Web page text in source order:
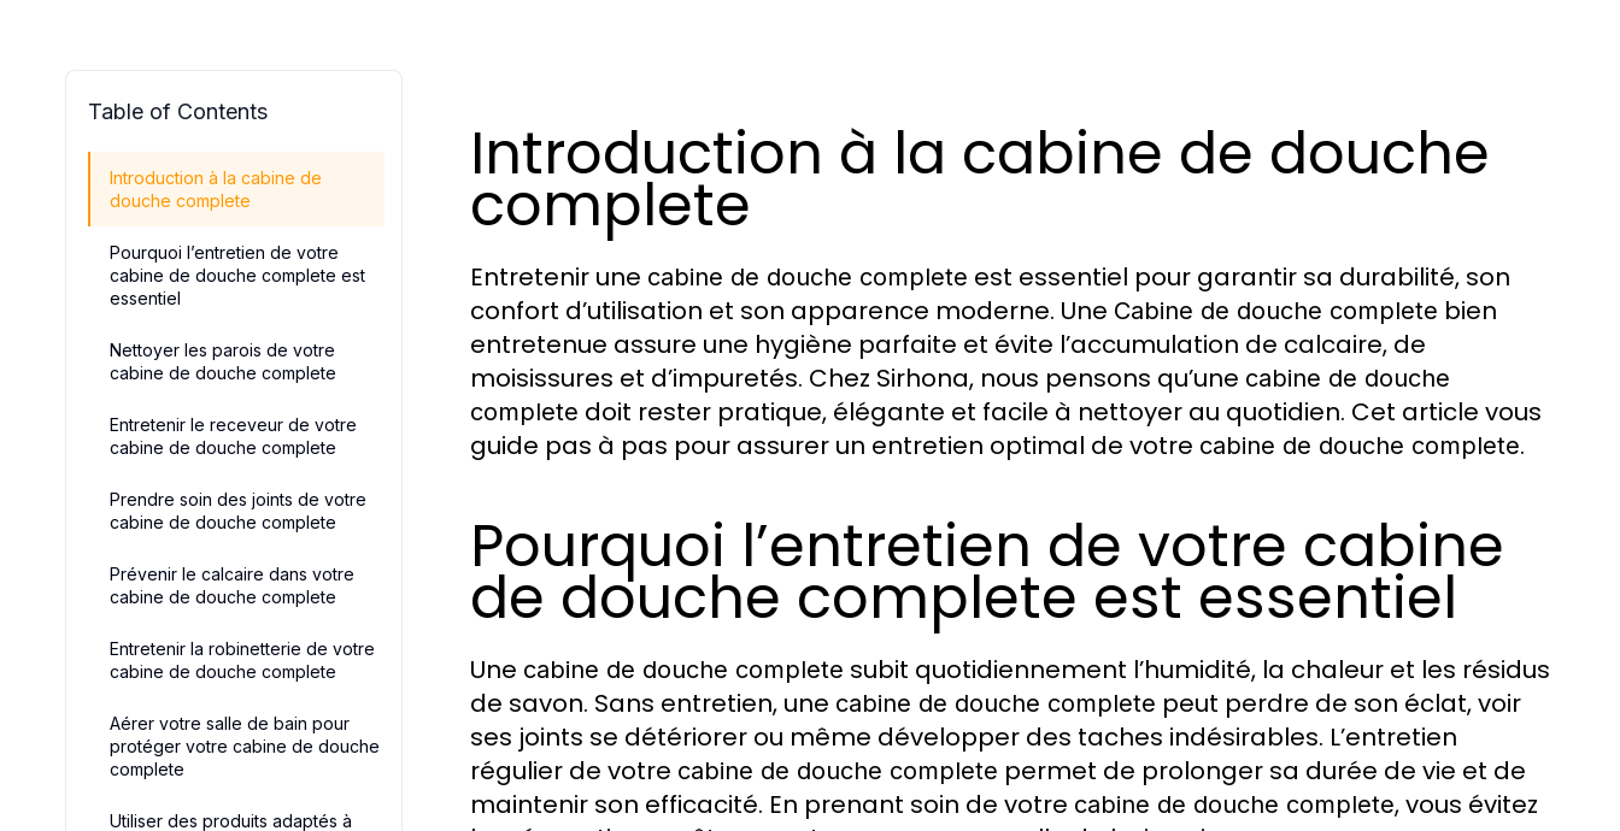
Table of Contents
Introduction à la cabine de
douche complete
Pourquoi l’entretien de votre
cabine de douche complete est
essentiel
Nettoyer les parois de votre
cabine de douche complete
Entretenir le receveur de votre
cabine de douche complete
Prendre soin des joints de votre
cabine de douche complete
Prévenir le calcaire dans votre
cabine de douche complete
Entretenir la robinetterie de votre
cabine de douche complete
Aérer votre salle de bain pour
protéger votre cabine de douche
complete
Utiliser des produits adaptés à
Introduction à la cabine de douche
complete
Entretenir une cabine de douche complete est essentiel pour garantir sa durabilité, son
confort d’utilisation et son apparence moderne. Une Cabine de douche complete bien
entretenue assure une hygiène parfaite et évite l’accumulation de calcaire, de
moisissures et d’impuretés. Chez Sirhona, nous pensons qu’une cabine de douche
complete doit rester pratique, élégante et facile à nettoyer au quotidien. Cet article vous
guide pas à pas pour assurer un entretien optimal de votre cabine de douche complete.
Pourquoi l’entretien de votre cabine
de douche complete est essentiel
Une cabine de douche complete subit quotidiennement l’humidité, la chaleur et les résidus
de savon. Sans entretien, une cabine de douche complete peut perdre de son éclat, voir
ses joints se détériorer ou même développer des taches indésirables. L’entretien
régulier de votre cabine de douche complete permet de prolonger sa durée de vie et de
maintenir son efficacité. En prenant soin de votre cabine de douche complete, vous évitez